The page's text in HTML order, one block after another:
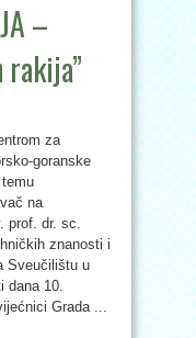
–
rakija”
za
goranske
na
prof. dr. sc.
znanosti i
Sveučilištu u
dana 10.
Grada ...